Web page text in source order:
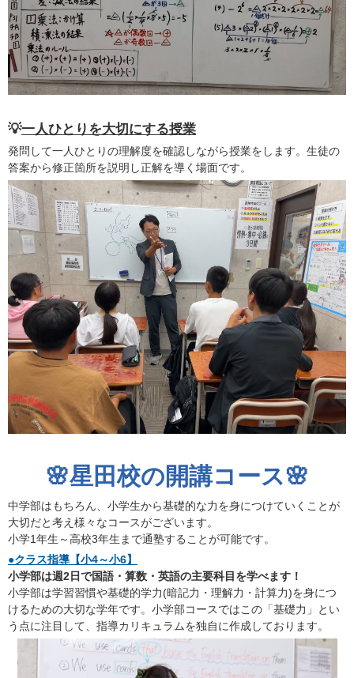
💡一人ひとりを大切にする授業
発問して一人ひとりの理解度を確認しながら授業をします。生徒の
答案から修正箇所を説明し正解を導く場面です。
🌸星田校の開講コース🌸
中学部はもちろん、小学生から基礎的な力を身につけていくことが
大切だと考え様々なコースがございます。
小学1年生～高校3年生まで通塾することが可能です。
●クラス指導【小4～小6】
小学部は週2日で国語・算数・英語の主要科目を学べます！
小学部は学習習慣や基礎的学力(暗記力・理解力・計算力)を身につ
けるための大切な学年です。小学部コースではこの「基礎力」とい
う点に注目して、指導カリキュラムを独自に作成しております。